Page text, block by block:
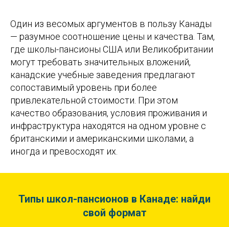
Один из весомых аргументов в пользу Канады
— разумное соотношение цены и качества. Там,
где школы-пансионы США или Великобритании
могут требовать значительных вложений,
канадские учебные заведения предлагают
сопоставимый уровень при более
привлекательной стоимости. При этом
качество образования, условия проживания и
инфраструктура находятся на одном уровне с
британскими и американскими школами, а
иногда и превосходят их.
Типы школ-пансионов в Канаде: найди
свой формат